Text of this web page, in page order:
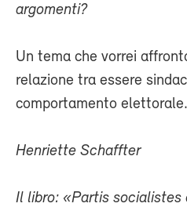
argomenti?
Un tema che vorrei
relazione tra essere
comportamento elettorale.
Henriette Schaffter
Il libro: «Partis socialistes